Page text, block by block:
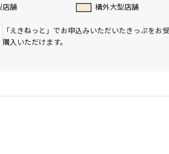
店舗 構外大型店舗
「えきねっと」でお申込みいただいたきっぷを
購入いただけます。